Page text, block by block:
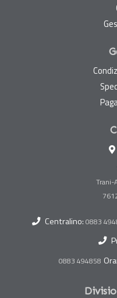
Trani-
Centralino: 0883
0883 494858